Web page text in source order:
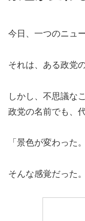
今日、一つのニュ
それは、ある政党
しかし、不思議な
政党の名前でも、
「景色が変わった。
そんな感覚だった。